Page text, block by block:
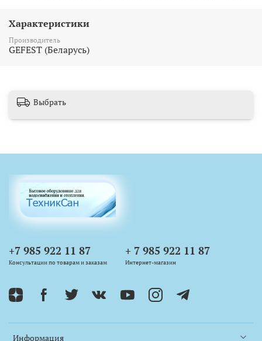
Характеристики
Производитель
GEFEST (Беларусь)
Выбрать
Информация
+7 985 922 11 87
Консультации по товарам и заказам
+ 7 985 922 11 87
Интернет-магазин